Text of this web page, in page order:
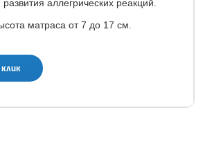
аллегрических реакций.
матраса от 7 до 17 см.